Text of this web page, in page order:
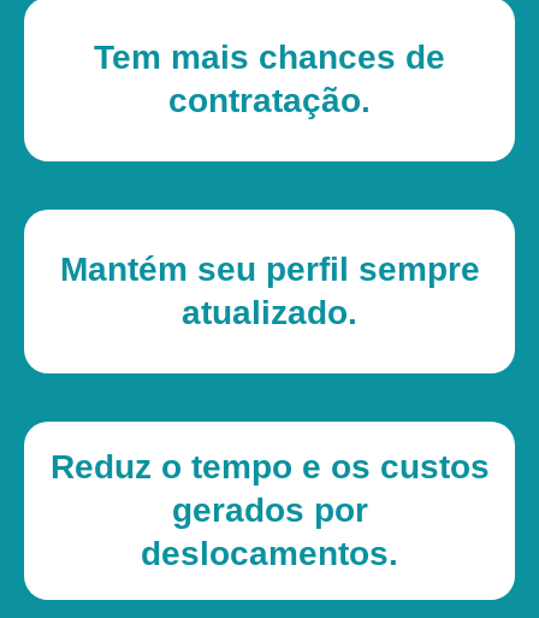
Tem mais chances de
contratação.
Mantém seu perfil sempre
atualizado.
Reduz o tempo e os custos
gerados por
deslocamentos.